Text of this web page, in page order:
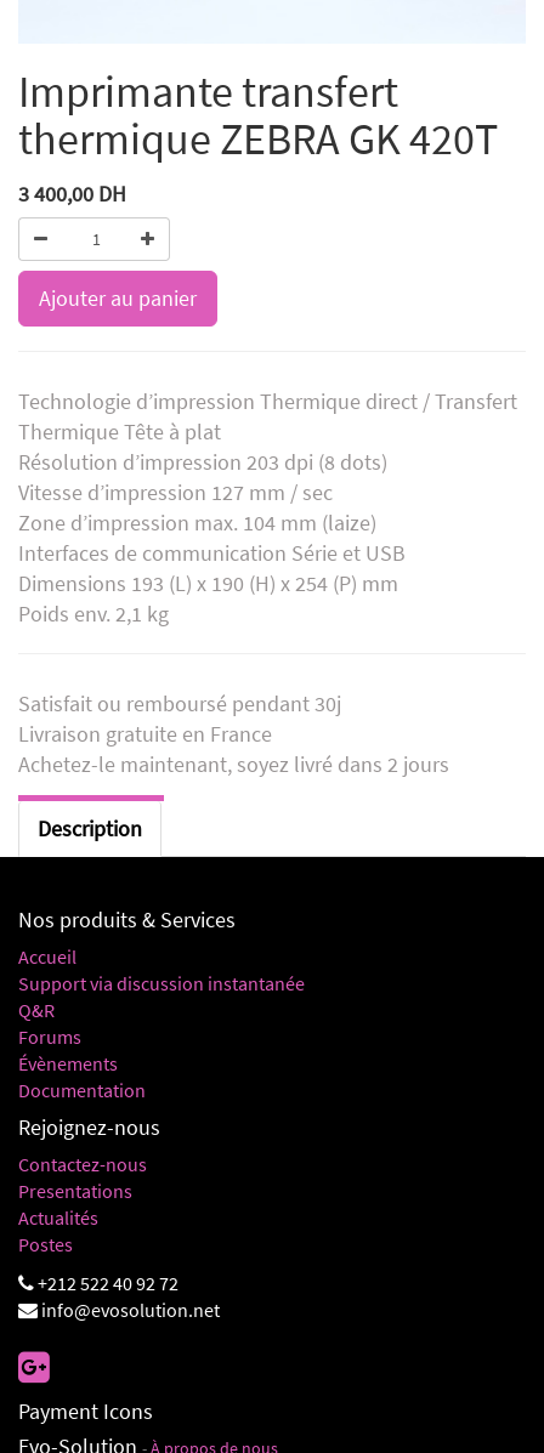
Imprimante transfert
thermique ZEBRA GK 420T
3 400,00 DH
Ajouter au panier
Technologie d’impression Thermique direct / Transfert
Thermique Tête à plat
Résolution d’impression 203 dpi (8 dots)
Vitesse d’impression 127 mm / sec
Zone d’impression max. 104 mm (laize)
Interfaces de communication Série et USB
Dimensions 193 (L) x 190 (H) x 254 (P) mm
Poids env. 2,1 kg
Satisfait ou remboursé pendant 30j
Livraison gratuite en France
Achetez-le maintenant, soyez livré dans 2 jours
Description
Nos produits & Services
Accueil
Support via discussion instantanée
Q&R
Forums
Évènements
Documentation
Rejoignez-nous
Contactez-nous
Presentations
Actualités
Postes
+212 522 40 92 72
info@evosolution.net
Payment Icons
Evo-Solution -À propos de nous